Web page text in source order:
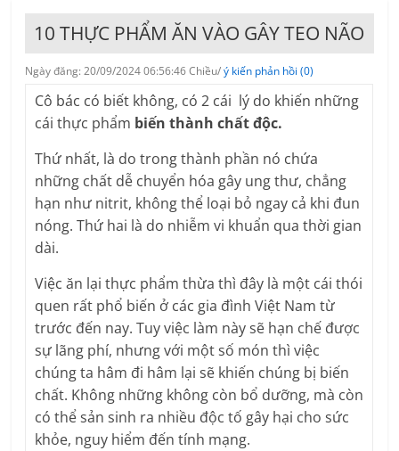
10 THỰC PHẨM ĂN VÀO GÂY TEO NÃO
Ngày đăng: 20/09/2024 06:56:46 Chiều/ý kiến phản hồi (0)
Cô bác có biết không, có 2 cái lý do khiến những
cái thực phẩm biến thành chất độc.
Thứ nhất, là do trong thành phần nó chứa
những chất dễ chuyển hóa gây ung thư, chẳng
hạn như nitrit, không thể loại bỏ ngay cả khi đun
nóng. Thứ hai là do nhiễm vi khuẩn qua thời gian
dài.
Việc ăn lại thực phẩm thừa thì đây là một cái thói
quen rất phổ biến ở các gia đình Việt Nam từ
trước đến nay. Tuy việc làm này sẽ hạn chế được
sự lãng phí, nhưng với một số món thì việc
chúng ta hâm đi hâm lại sẽ khiến chúng bị biến
chất. Không những không còn bổ dưỡng, mà còn
có thể sản sinh ra nhiều độc tố gây hại cho sức
khỏe, nguy hiểm đến tính mạng.